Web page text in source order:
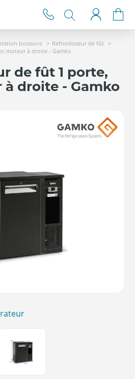
boissons
Refroidisseur de fût
moteur à droite - Gamko
de fût 1 porte,
droite - Gamko